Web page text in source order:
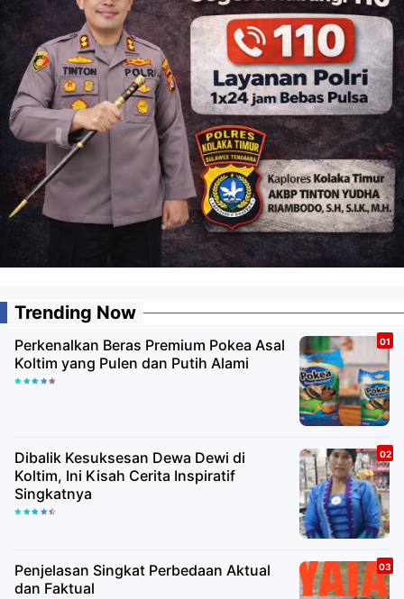
Trending Now
Perkenalkan Beras Premium Pokea Asal
Koltim yang Pulen dan Putih Alami
Dibalik Kesuksesan Dewa Dewi di
Koltim, Ini Kisah Cerita Inspiratif
Singkatnya
Penjelasan Singkat Perbedaan Aktual
dan Faktual